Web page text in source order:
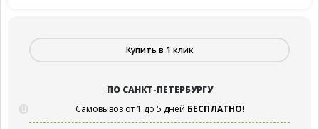
Купить в 1 клик
ПО САНКТ-ПЕТЕРБУРГУ
Самовывоз от 1 до 5 дней БЕСПЛАТНО!